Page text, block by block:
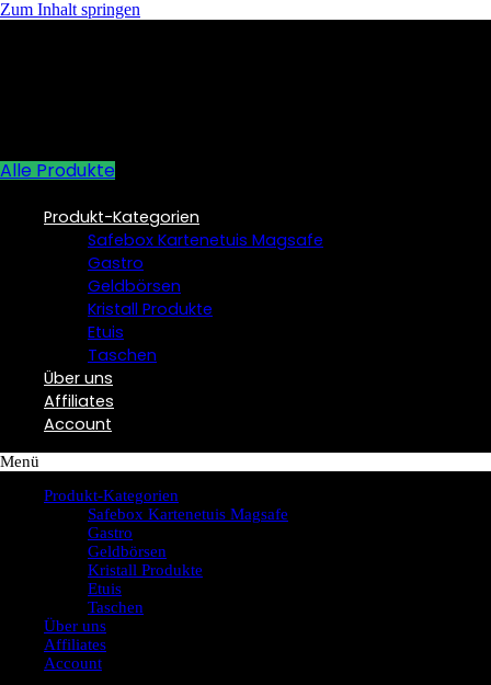
Zum Inhalt springen
Alle Produkte
Produkt-Kategorien
Safebox Kartenetuis Magsafe
Gastro
Geldbörsen
Kristall Produkte
Etuis
Taschen
Über uns
Affiliates
Account
Menü
Produkt-Kategorien
Safebox Kartenetuis Magsafe
Gastro
Geldbörsen
Kristall Produkte
Etuis
Taschen
Über uns
Affiliates
Account